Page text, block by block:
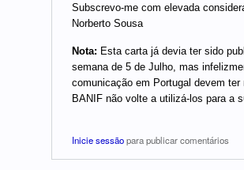
Subscrevo-me com elevada
Norberto Sousa
Nota: Esta carta já devia ter sido
semana de 5 de Julho, mas
comunicação em Portugal devem ter
BANIF não volte a utilizá-los para a
Inicie sessãopara publicar comentários